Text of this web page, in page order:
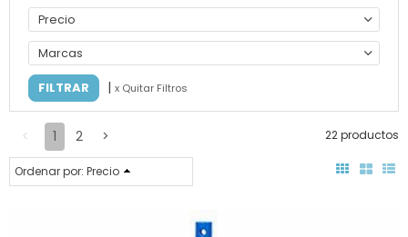
Precio
Marcas
| x Quitar Filtros
< 1 2 > 22 productos
Ordenar por: Precio